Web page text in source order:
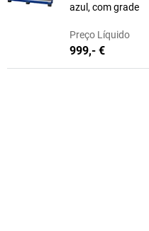
azul, com grade
Preço Líquido
999,- €